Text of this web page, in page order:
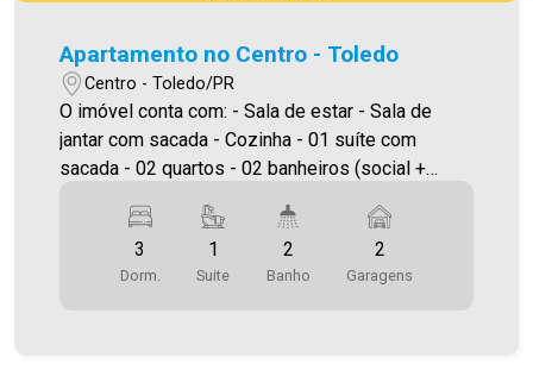
Apartamento no Centro - Toledo
Centro - Toledo/PR
O imóvel conta com: - Sala de estar - Sala de
jantar com sacada - Cozinha - 01 suíte com
sacada - 02 quartos - 02 banheiros (social +
garagem coberta - Aquecimento a gás - Edifício
com salão de festas e elevador Área privativa:
3
Dorm.
1
Suite
2
Banho
2
Garagens